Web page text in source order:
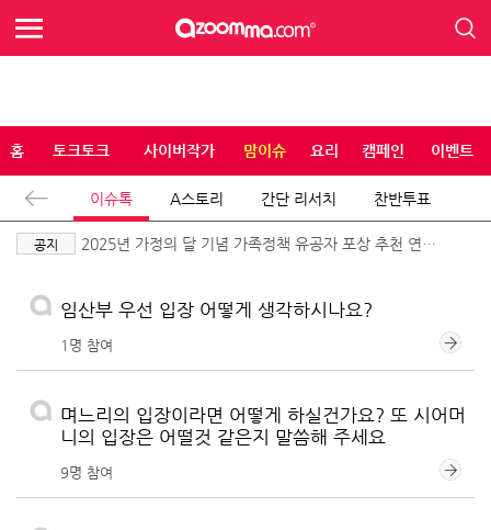
홈 토크토크 사이버작가 맘이슈 요리 캠페인 이벤트
이슈톡 A스토리 간단 리서치 찬반투표
공지
2025년 가정의 달 기념 가족정책 유공자 포상 추천 연장
임산부 우선 입장 어떻게 생각하시나요?
1명 참여
며느리의 입장이라면 어떻게 하실건가요? 또 시어머
니의 입장은 어떨것 같은지 말씀해 주세요
9명 참여